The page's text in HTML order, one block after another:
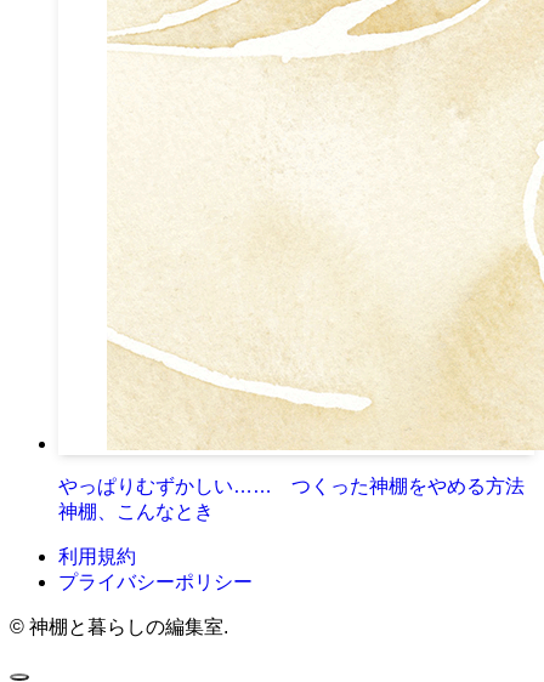
やっぱりむずかしい…… つくった神棚をやめる方法
神棚、こんなとき
利用規約
プライバシーポリシー
© 神棚と暮らしの編集室.